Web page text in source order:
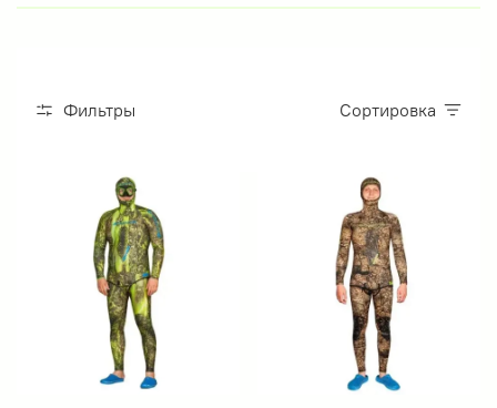
Фильтры Сортировка